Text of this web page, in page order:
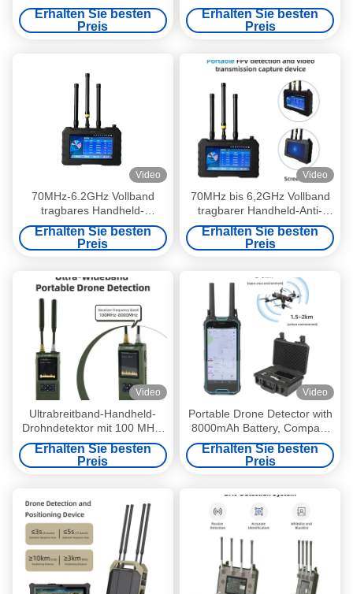
Briefkasten-Style UAV-
Detektionsgerät
Erhalten Sie besten
Preis
Positionierungsausrüstung. 2
3 km Erkennungsreichweite.
Frequenzbereich 100MHz 6
Drohnenverteidigung.
Erhalten Sie besten
Preis
Video
70MHz-6.2GHz Vollband
tragbares Handheld-
Drohnen-Erkennungssystem
für FPV-UAV-Erkennung mit
Videoaufnahme-Speicher,
Erhalten Sie besten
Preis
Video
70MHz bis 6,2GHz Vollband
tragbarer Handheld-Anti-
Drohnen-Detektor FPV-UAV-
Erkennung mit Video-Abhör
Sicherheits-Alarmsystem
Erhalten Sie besten
Preis
Video
Ultrabreitband-Handheld-
Drohndetektor mit 100 MHz-
8 GHz-Abdeckung, IP54-
Schutz und 7-Stunden
Akkulaufzeit für FPV-UAV-
Erhalten Sie besten
Preis
Video
Portable Drone Detector with
8000mAh Battery, Compact
Size (185mm*80mm*33mm),
and CRPC 2.0 Technology
for UAV Detection
Erhalten Sie besten
Preis